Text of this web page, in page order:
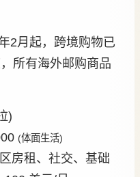
2月起，跨境购物已
所有海外邮购商品
)
(体面生活)
房租、社交、基础